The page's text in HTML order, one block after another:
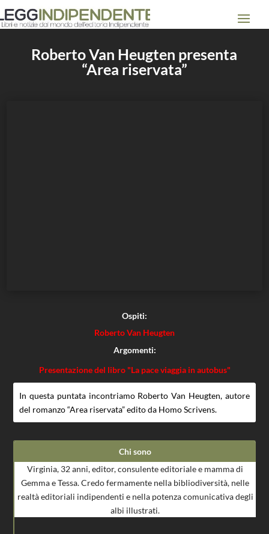
Roberto Van Heugten presenta
“Area riservata”
Ospiti:
Roberto Van Heugten
Argomenti:
Presentazione del libro "La pace viaggia in autobus"
In questa puntata incontriamo Roberto Van Heugten, autore
del romanzo “Area riservata” edito da Homo Scrivens.
Chi sono
Virginia, 32 anni, editor, consulente editoriale e mamma di
Gemma e Tessa. Credo fermamente nella bibliodiversità, nelle
realtà editoriali indipendenti e nella potenza comunicativa degli
albi illustrati.